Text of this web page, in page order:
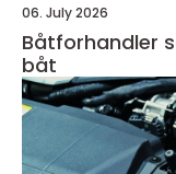
06. July 2026
Båtforhandler
båt